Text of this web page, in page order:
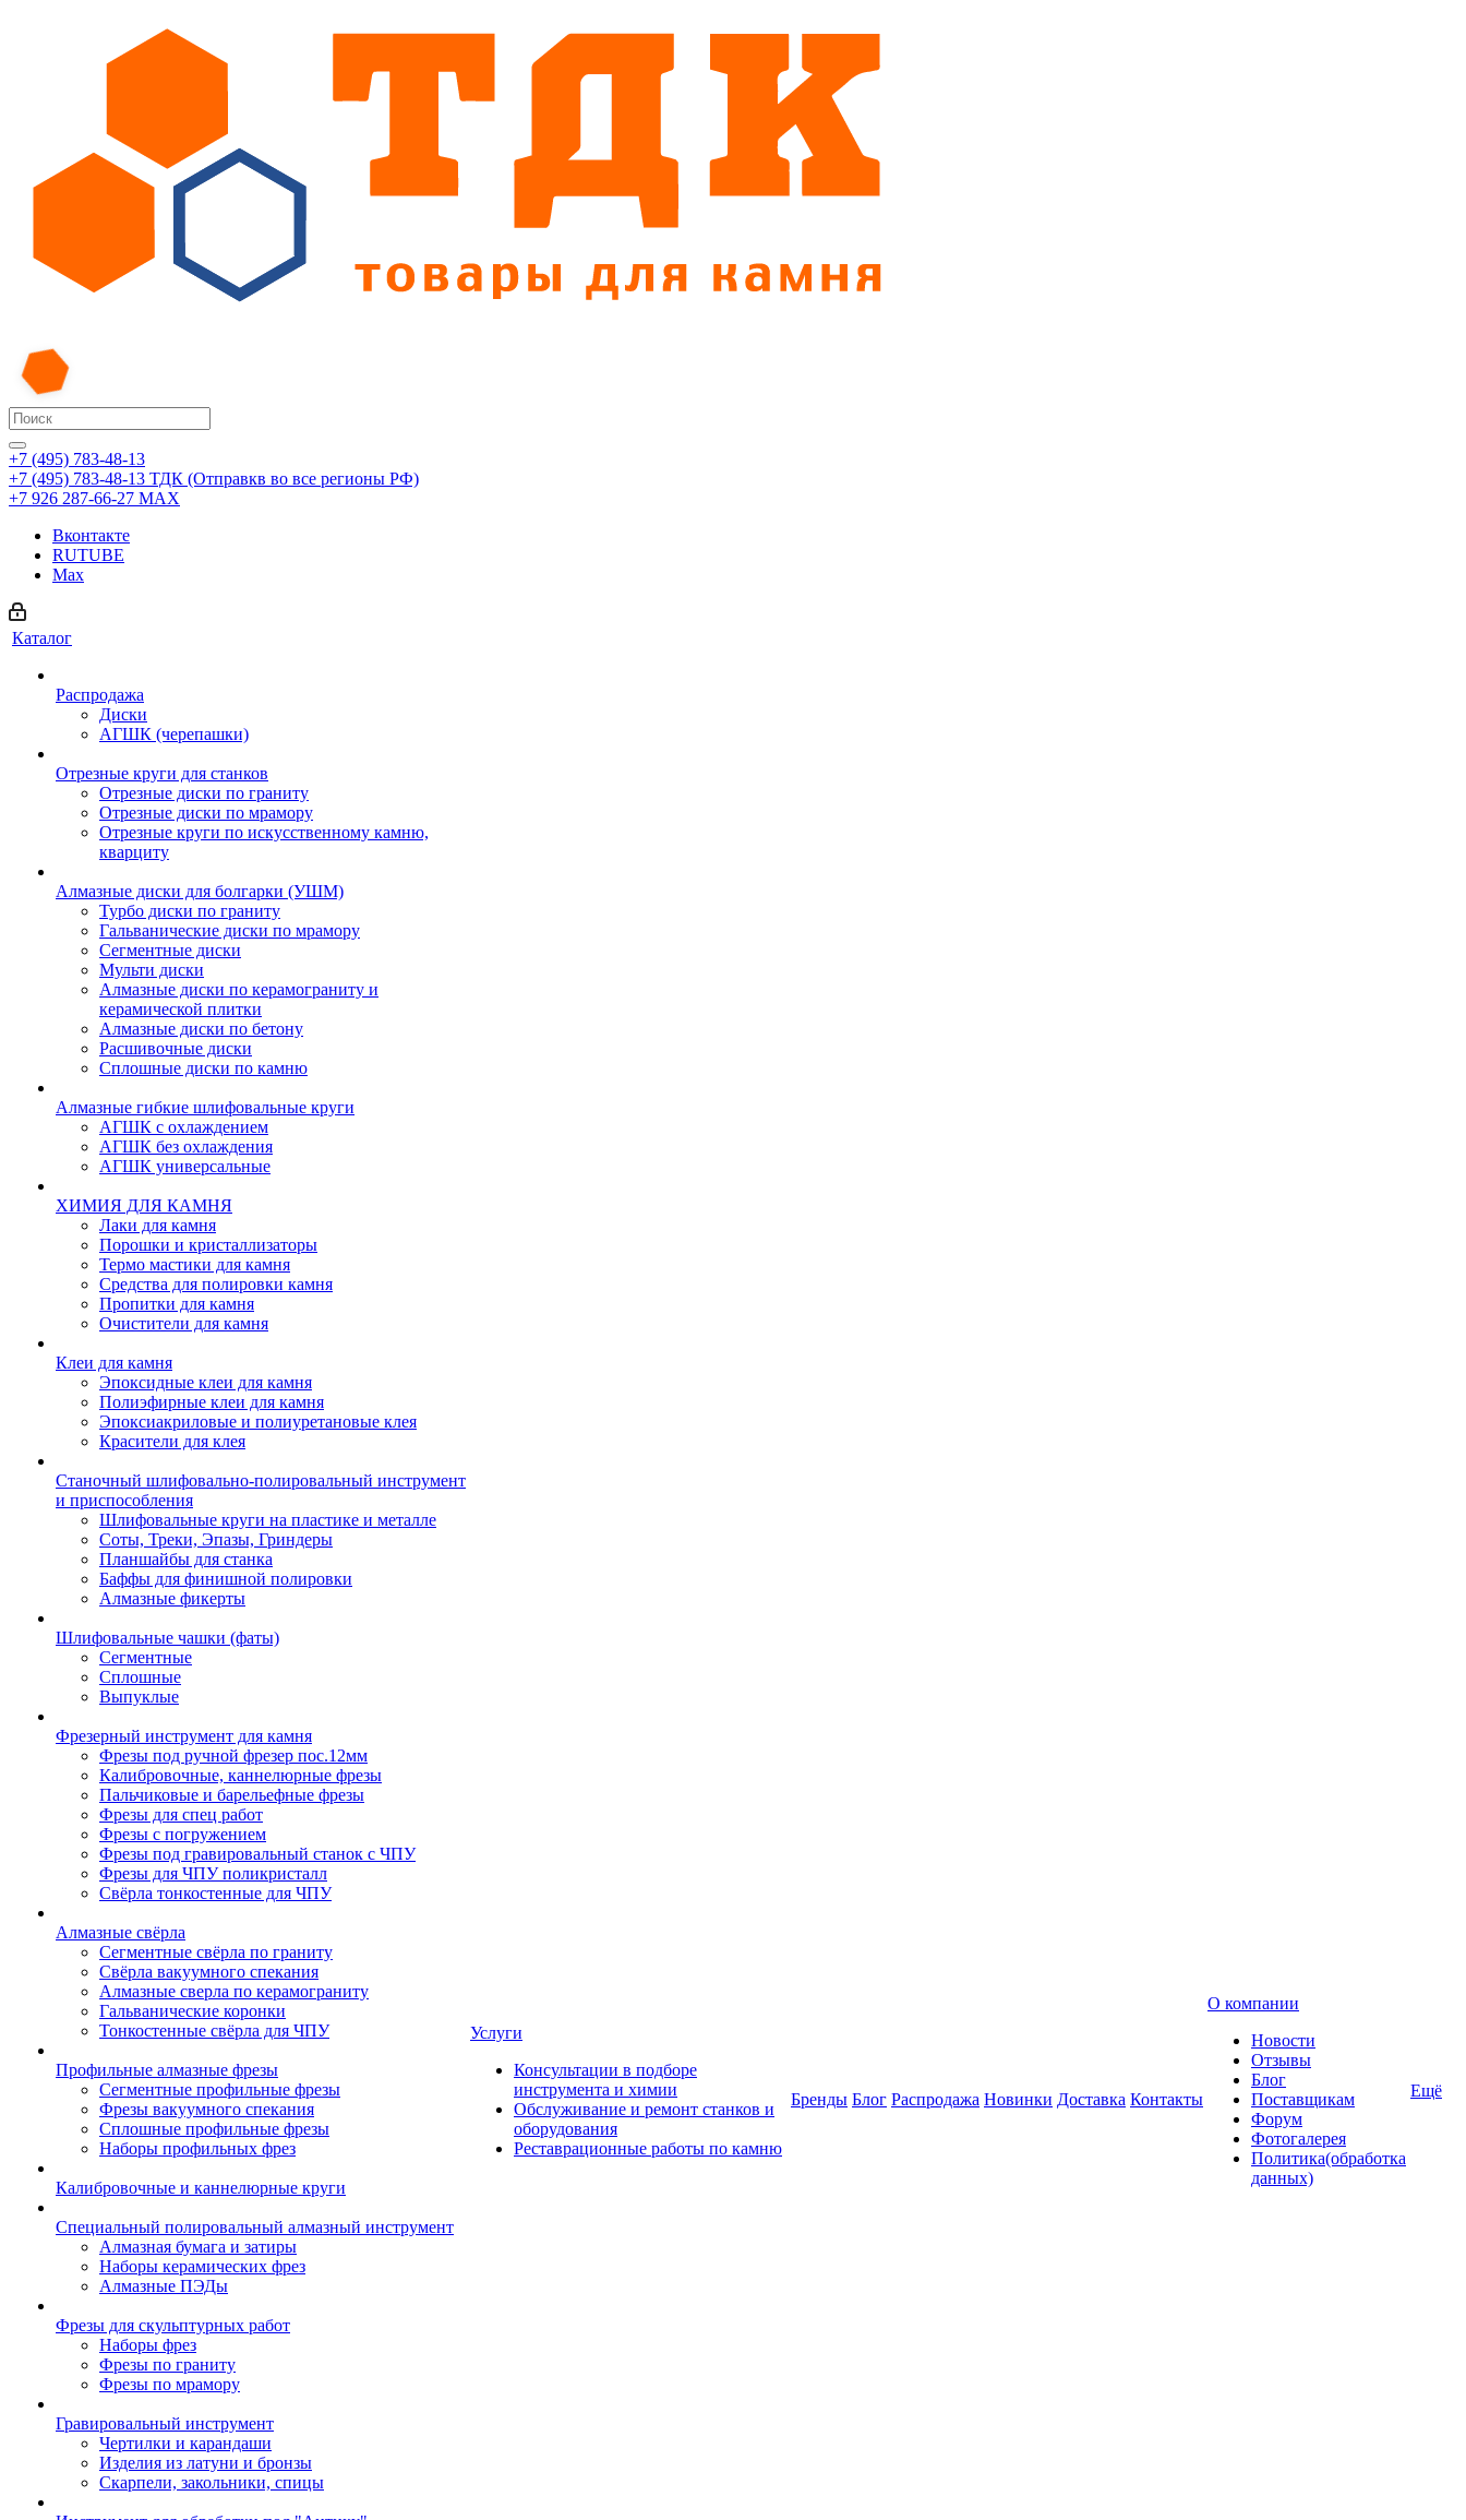
+7 (495) 783-48-13
+7 (495) 783-48-13 ТДК (Отправкв во все регионы РФ)
+7 926 287-66-27 МАХ
Вконтакте
RUTUBE
Max
Каталог
Распродажа
Диски
АГШК (черепашки)
Отрезные круги для станков
Отрезные диски по граниту
Отрезные диски по мрамору
Отрезные круги по искусственному камню,
кварциту
Алмазные диски для болгарки (УШМ)
Турбо диски по граниту
Гальванические диски по мрамору
Сегментные диски
Мульти диски
Алмазные диски по керамограниту и
керамической плитки
Алмазные диски по бетону
Расшивочные диски
Сплошные диски по камню
Алмазные гибкие шлифовальные круги
АГШК с охлаждением
АГШК без охлаждения
АГШК универсальные
ХИМИЯ ДЛЯ КАМНЯ
Лаки для камня
Порошки и кристаллизаторы
Термо мастики для камня
Средства для полировки камня
Пропитки для камня
Очистители для камня
Клеи для камня
Эпоксидные клеи для камня
Полиэфирные клеи для камня
Эпоксиакриловые и полиуретановые клея
Красители для клея
Станочный шлифовально-полировальный инструмент
и приспособления
Шлифовальные круги на пластике и металле
Соты, Треки, Эпазы, Гриндеры
Планшайбы для станка
Баффы для финишной полировки
Алмазные фикерты
Шлифовальные чашки (фаты)
Сегментные
Сплошные
Выпуклые
Фрезерный инструмент для камня
Фрезы под ручной фрезер пос.12мм
Калибровочные, каннелюрные фрезы
Пальчиковые и барельефные фрезы
Фрезы для спец работ
Фрезы с погружением
Фрезы под гравировальный станок с ЧПУ
Фрезы для ЧПУ поликристалл
Свёрла тонкостенные для ЧПУ
Алмазные свёрла
Сегментные свёрла по граниту
Свёрла вакуумного спекания
Алмазные сверла по керамограниту
Гальванические коронки
Тонкостенные свёрла для ЧПУ
Профильные алмазные фрезы
Сегментные профильные фрезы
Фрезы вакуумного спекания
Сплошные профильные фрезы
Наборы профильных фрез
Калибровочные и каннелюрные круги
Специальный полировальный алмазный инструмент
Алмазная бумага и затиры
Наборы керамических фрез
Алмазные ПЭДы
Фрезы для скульптурных работ
Наборы фрез
Фрезы по граниту
Фрезы по мрамору
Гравировальный инструмент
Чертилки и карандаши
Изделия из латуни и бронзы
Скарпели, закольники, спицы
Услуги
Консультации в подборе
инструмента и химии
Обслуживание и ремонт станков и
оборудования
Реставрационные работы по камню
Бренды Блог Распродажа Новинки Доставка Контакты
О компании
Новости
Отзывы
Блог
Поставщикам
Форум
Фотогалерея
Политика(обработка
данных)
Ещё